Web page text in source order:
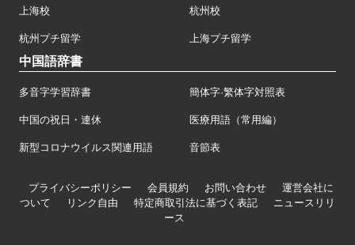
上海校 杭州校
杭州プチ留学 上海プチ留学
中国語辞書
多音字学習辞書 簡体字·繁体字対照表
中国の祝日・連休 医療用語（常用編）
新型コロナウイルス関連用語 音節表
プライバシーポリシー 会員規約 お問い合わせ
運営会社に
ついて
リンク自由 特定商取引法に基づく表記
ニュースリリ
ース